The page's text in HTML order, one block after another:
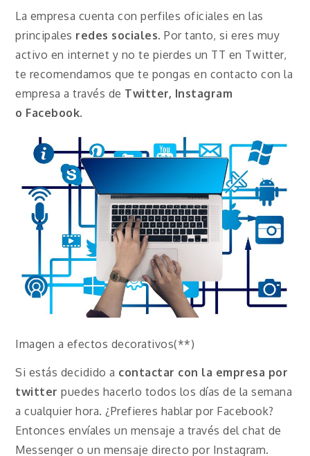
La empresa cuenta con perfiles oficiales en las
principales redes sociales. Por tanto, si eres muy
activo en internet y no te pierdes un TT en Twitter,
te recomendamos que te pongas en contacto con la
empresa a través de Twitter, Instagram
o Facebook.
Imagen a efectos decorativos(**)
Si estás decidido a contactar con la empresa por
twitter puedes hacerlo todos los días de la semana
a cualquier hora. ¿Prefieres hablar por Facebook?
Entonces envíales un mensaje a través del chat de
Messenger o un mensaje directo por Instagram.